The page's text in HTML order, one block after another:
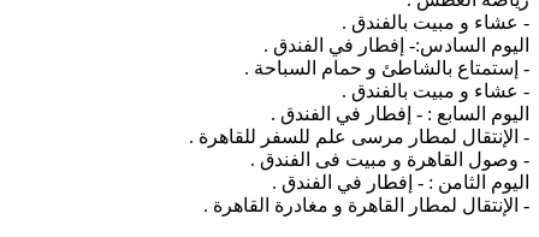
- عشاء و مبيت بالفندق .
اليوم السادس:- إفطار في الفندق .
- إستمتاع بالشاطئ و حمام السباحة .
- عشاء و مبيت بالفندق .
اليوم السابع : - إفطار في الفندق .
- الإنتقال لمطار مرسى علم للسفر للقاهرة .
- وصول القاهرة و مبيت فى الفندق .
اليوم الثامن : - إفطار في الفندق .
- الإنتقال لمطار القاهرة و مغادرة القاهرة .